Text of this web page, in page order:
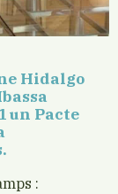
Hidalgo
un Pacte
: